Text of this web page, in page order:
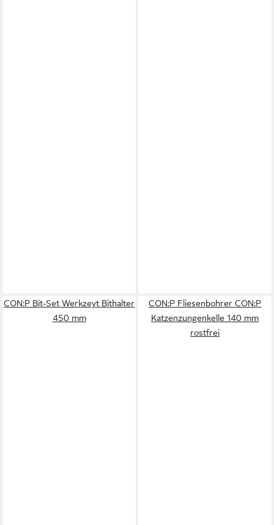
CON:P Bit-Set Werkzeyt Bithalter
450 mm
CON:P Fliesenbohrer CON:P
Katzenzungenkelle 140 mm
rostfrei